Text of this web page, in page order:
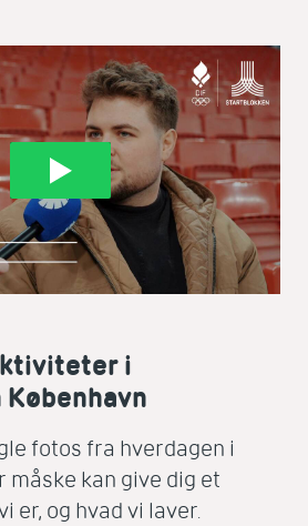
i
fotos fra hverdagen i
måske kan give dig et
er, og hvad vi laver.